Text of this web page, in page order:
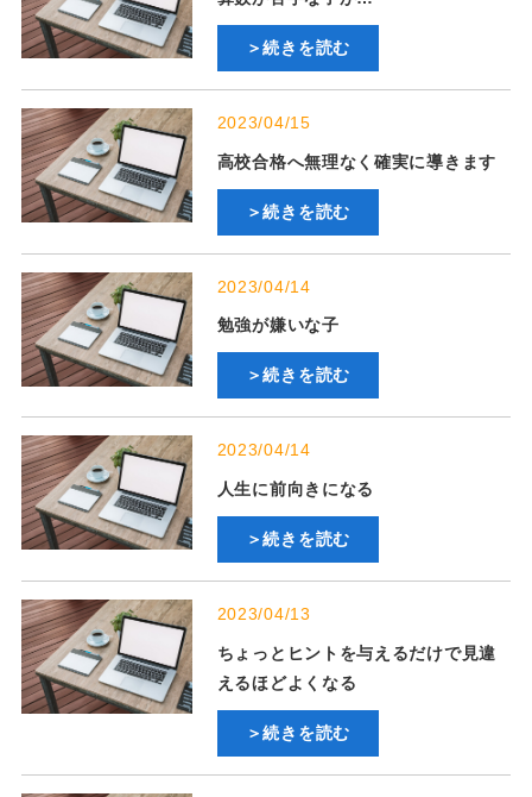
＞続きを読む
2023/04/15
高校合格へ無理なく確実に導きます
＞続きを読む
2023/04/14
勉強が嫌いな子
＞続きを読む
2023/04/14
人生に前向きになる
＞続きを読む
2023/04/13
ちょっとヒントを与えるだけで見違
えるほどよくなる
＞続きを読む